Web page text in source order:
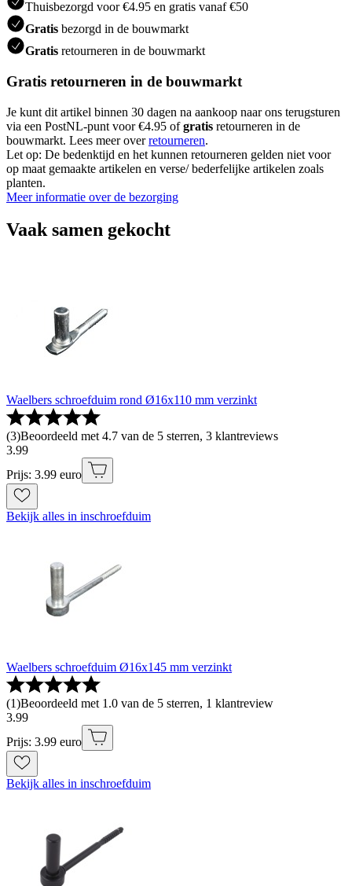
Thuisbezorgd voor €4.95 en gratis vanaf €50
Gratis bezorgd in de bouwmarkt
Gratis retourneren in de bouwmarkt
Gratis retourneren in de bouwmarkt
Je kunt dit artikel binnen 30 dagen na aankoop naar ons terugsturen
via een PostNL-punt voor €4.95 ofgratis retourneren in de
bouwmarkt. Lees meer overretourneren.
Let op: De bedenktijd en het kunnen retourneren gelden niet voor
op maat gemaakte artikelen en verse/ bederfelijke artikelen zoals
planten.
Meer informatie over de bezorging
Vaak samen gekocht
Waelbers schroefduim rond Ø16x110 mm verzinkt
(3)Beoordeeld met 4.7 van de 5 sterren, 3 klantreviews
3.99
Prijs: 3.99 euro
Bekijk alles in inschroefduim
Waelbers schroefduim Ø16x145 mm verzinkt
(1)Beoordeeld met 1.0 van de 5 sterren, 1 klantreview
3.99
Prijs: 3.99 euro
Bekijk alles in inschroefduim